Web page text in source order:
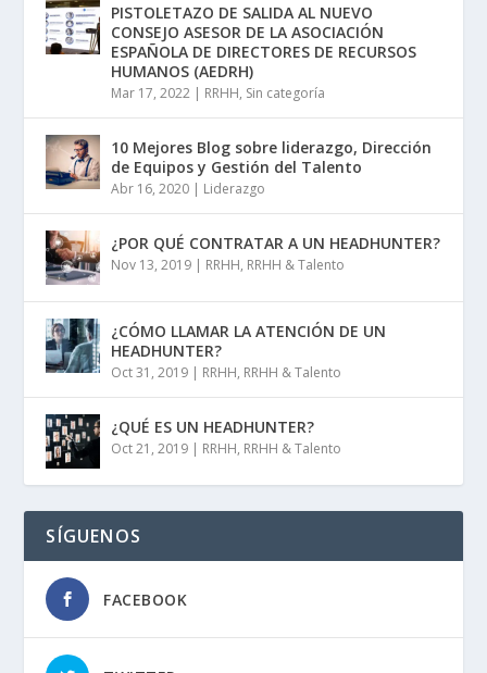
PISTOLETAZO DE SALIDA AL NUEVO
CONSEJO ASESOR DE LA ASOCIACIÓN
ESPAÑOLA DE DIRECTORES DE RECURSOS
HUMANOS (AEDRH)
Mar 17, 2022 | RRHH, Sin categoría
10 Mejores Blog sobre liderazgo, Dirección
de Equipos y Gestión del Talento
Abr 16, 2020 | Liderazgo
¿POR QUÉ CONTRATAR A UN HEADHUNTER?
Nov 13, 2019 | RRHH, RRHH & Talento
¿CÓMO LLAMAR LA ATENCIÓN DE UN
HEADHUNTER?
Oct 31, 2019 | RRHH, RRHH & Talento
¿QUÉ ES UN HEADHUNTER?
Oct 21, 2019 | RRHH, RRHH & Talento
SÍGUENOS
FACEBOOK